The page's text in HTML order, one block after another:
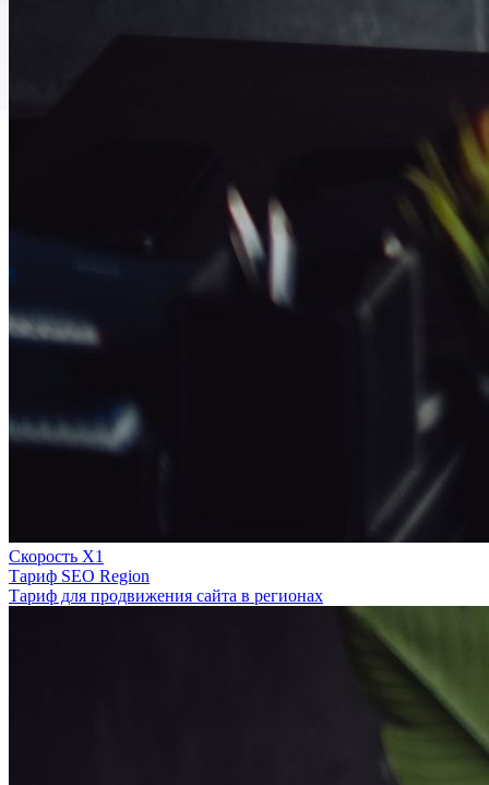
Скорость Х1
Тариф SEO Region
Тариф для продвижения сайта в регионах